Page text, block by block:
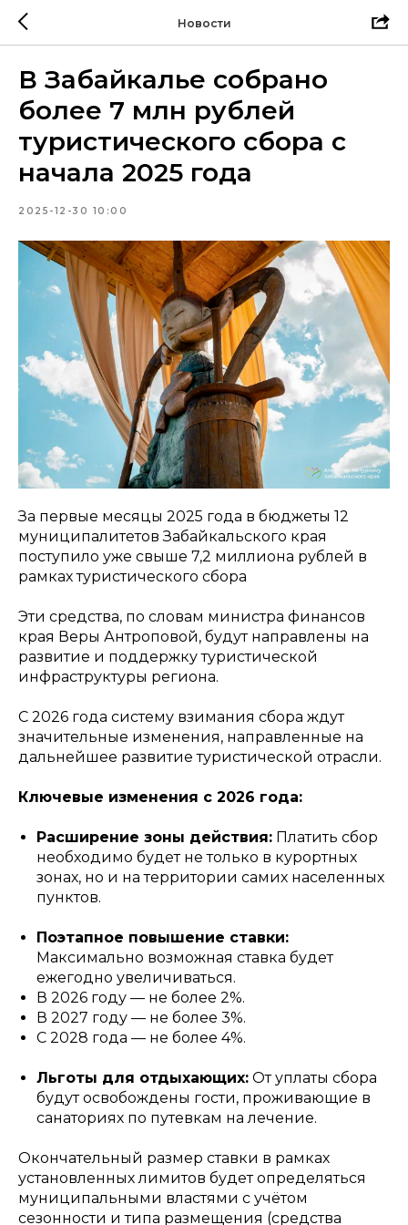
Новости
В Забайкалье собрано
более 7 млн рублей
туристического сбора с
начала 2025 года
2025-12-30 10:00
За первые месяцы 2025 года в бюджеты 12
муниципалитетов Забайкальского края
поступило уже свыше 7,2 миллиона рублей в
рамках туристического сбора
Эти средства, по словам министра финансов
края Веры Антроповой, будут направлены на
развитие и поддержку туристической
инфраструктуры региона.
С 2026 года систему взимания сбора ждут
значительные изменения, направленные на
дальнейшее развитие туристической отрасли.
Ключевые изменения с 2026 года:
Расширение зоны действия: Платить сбор
необходимо будет не только в курортных
зонах, но и на территории самих населенных
пунктов.
Поэтапное повышение ставки:
Максимально возможная ставка будет
ежегодно увеличиваться.
В 2026 году — не более 2%.
В 2027 году — не более 3%.
С 2028 года — не более 4%.
Льготы для отдыхающих: От уплаты сбора
будут освобождены гости, проживающие в
санаториях по путевкам на лечение.
Окончательный размер ставки в рамках
установленных лимитов будет определяться
муниципальными властями с учётом
сезонности и типа размещения (средства